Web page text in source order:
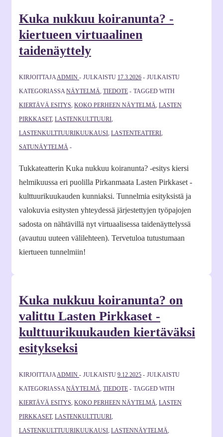
Kuka nukkuu koiranunta? -
kiertueen virtuaalinen
taidenäyttely
KIRJOITTAJA ADMIN JULKAISTU 17.3.2026
JULKAISTU
KATEGORIASSA NÄYTELMÄ TIEDOTE
TAGGED WITH
KIERTÄVÄ ESITYS KOKO PERHEEN NÄYTELMÄ LASTEN
PIRKKASET, LASTENKULTTUURI
LASTENKULTTUURIKUUKAUSI LASTENTEATTERI
SATUNÄYTELMÄ
Tukkateatterin Kuka nukkuu koiranunta? -esitys kiersi
helmikuussa eri puolilla Pirkanmaata Lasten Pirkkaset -
kulttuurikuukauden kunniaksi. Tunnelmia esityksistä ja
valokuvia esitysten yhteydessä järjestettyjen työpajojen
sadosta on nähtävillä nyt virtuaalisessa taidenäyttelyssä
(avautuu uuteen välilehteen). Tervetuloa tutustumaan
kiertueen tunnelmiin!
Kuka nukkuu koiranunta? on
valittu Lasten Pirkkaset -
kulttuurikuukauden kiertäväksi
esitykseksi
KIRJOITTAJA ADMIN JULKAISTU 9.12.2025
JULKAISTU
KATEGORIASSA NÄYTELMÄ TIEDOTE
TAGGED WITH
KIERTÄVÄ ESITYS KOKO PERHEEN NÄYTELMÄ LASTEN
PIRKKASET, LASTENKULTTUURI
LASTENKULTTUURIKUUKAUSI LASTENNÄYTELMÄ